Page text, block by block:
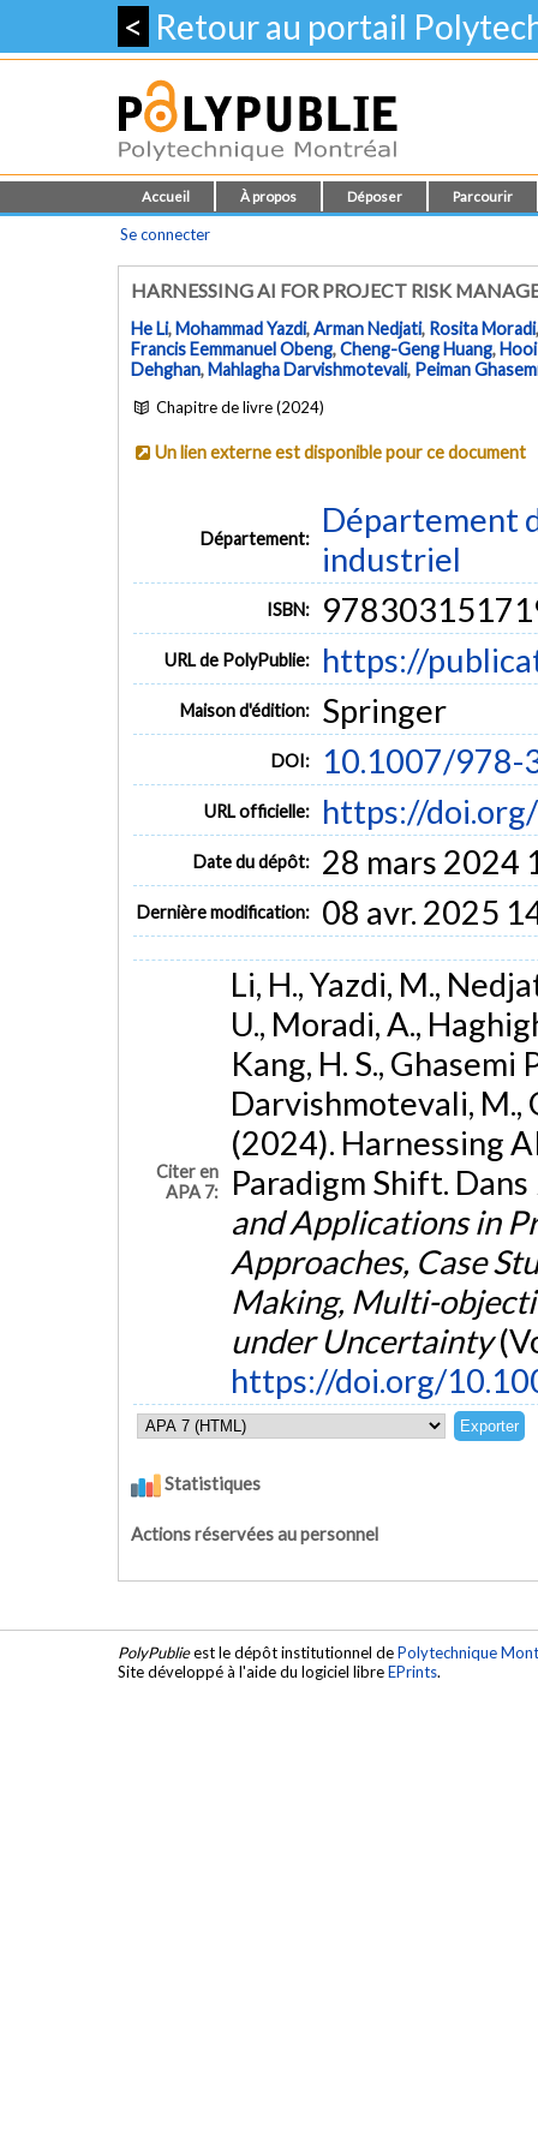
< Retour au portail
Accueil À propos Déposer Parcourir
Se connecter
HARNESSING AI FOR PROJECT RISK
He Li,Mohammad Yazdi,Arman Nedjati, Rosita Moradi
Francis Eemmanuel Obeng,Cheng-Geng Huang,Hooi
Dehghan,Mahlagha Darvishmotevali, Peiman
Chapitre de livre (2024)
Un lien externe est disponible pour ce document
Département:
Département
industriel
ISBN:
URL de PolyPublie: https://
Maison d'édition: Springer
DOI: 10.1007/978-
URL officielle: https://
Date du dépôt: 28 mars 2024
Dernière modification: 08 avr. 2025
Citer en
APA 7:
Li, H., Yazdi, M.,
U., Moradi, A.,
Kang, H. S., Ghasemi
Darvishmotevali, M.,
(2024). Harnessing
Paradigm Shift. Dans
and Applications in
Approaches, Case
Making, Multi-
under Uncertainty
https://doi.org/
Statistiques
Actions réservées au personnel
PolyPublieest le dépôt institutionnel dePolytechnique
Site développé à l'aide du logiciel libreEPrints.